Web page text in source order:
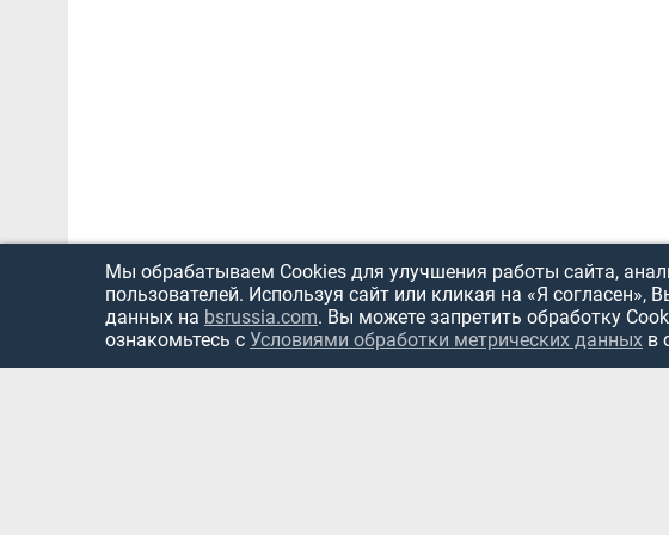
Мы обрабатываем Cookies для улучшения работы сайта,
пользователей. Используя сайт или кликая на «Я
данных на bsrussia.com. Вы можете запретить обработку
ознакомьтесь с Условиями обработки метрических данных в